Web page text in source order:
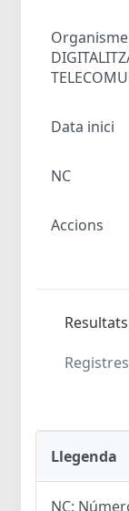
Organisme
Data inici
NC
Accions
Llegenda
NC: